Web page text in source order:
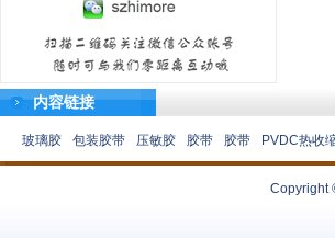
内容链接
玻璃胶 包装胶带 压敏胶 胶带 胶带 PVDC热收
Copyright